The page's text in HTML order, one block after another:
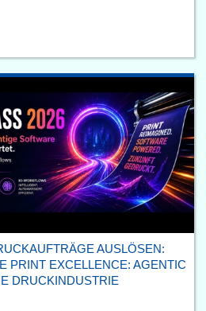
AUSLÖSEN:
PRINT EXCELLENCE: AGENTIC
DRUCKINDUSTRIE